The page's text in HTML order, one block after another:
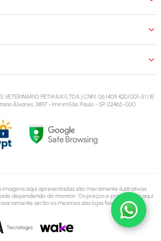
PETMAXI LTDA | CNPJ: 06.1409.420/001-51 | IE:
Álvares, 3897 - ImirimSão Paulo - SP, 02465-000
aqui apresentadas são meramente ilustrativas,
dependendo do monitor. Os preços e promoções aqui
serão os mesmos das lojas físicas.
Tecnologia